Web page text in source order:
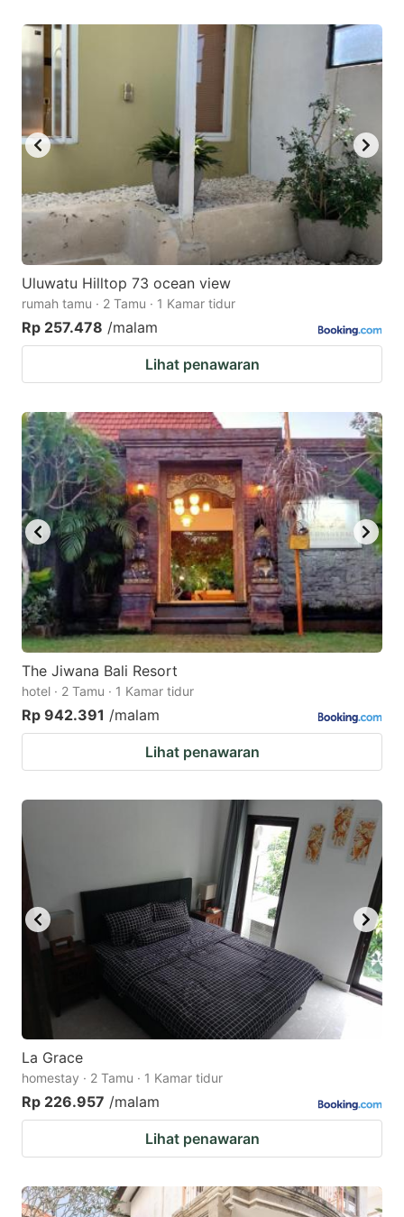
Uluwatu Hilltop 73 ocean view
rumah tamu · 2 Tamu · 1 Kamar tidur
Rp 257.478 /malam
Lihat penawaran
The Jiwana Bali Resort
hotel · 2 Tamu · 1 Kamar tidur
Rp 942.391 /malam
Lihat penawaran
La Grace
homestay · 2 Tamu · 1 Kamar tidur
Rp 226.957 /malam
Lihat penawaran